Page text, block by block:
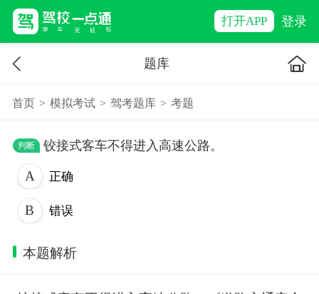
打开APP 登录
题库
首页 > 模拟考试 > 驾考题库 > 考题
判断 铰接式客车不得进入高速公路。
正确
错误
本题解析